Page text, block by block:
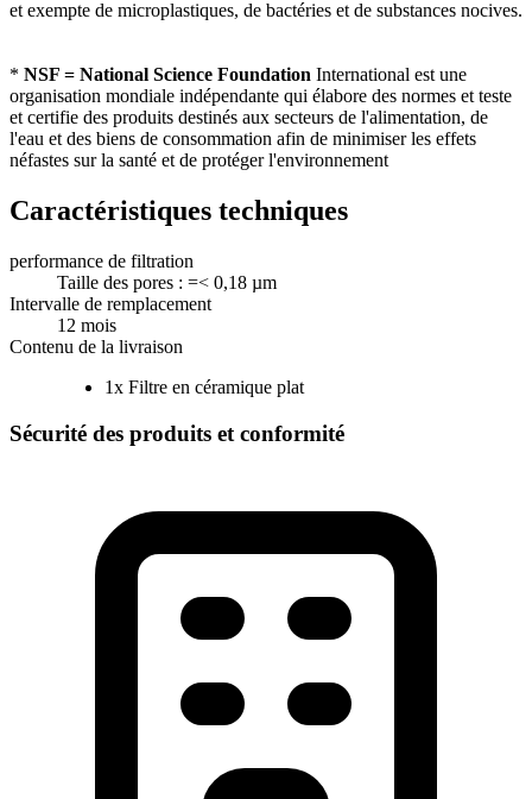
et exempte de microplastiques, de bactéries et de substances nocives.
* NSF = National Science Foundation International est une
organisation mondiale indépendante qui élabore des normes et teste
et certifie des produits destinés aux secteurs de l'alimentation, de
l'eau et des biens de consommation afin de minimiser les effets
néfastes sur la santé et de protéger l'environnement
Caractéristiques techniques
performance de filtration
Taille des pores : =< 0,18 µm
Intervalle de remplacement
12 mois
Contenu de la livraison
1x Filtre en céramique plat
Sécurité des produits et conformité